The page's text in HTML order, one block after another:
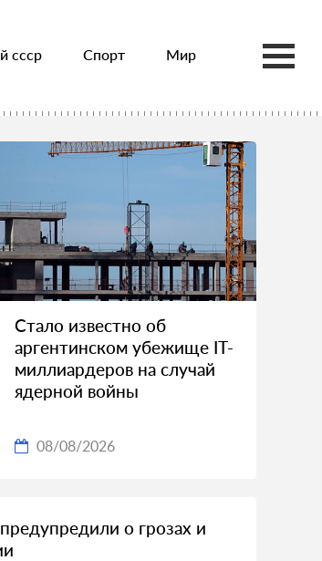
ссср Спорт Мир
Стало известно об
аргентинском убежище IT-
миллиардеров на случай
ядерной войны
08/08/2026
о грозах и